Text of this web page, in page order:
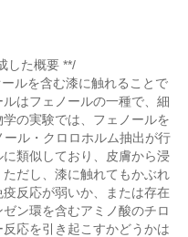
した概要 **/
ルを含む漆に触れることで
はフェノールの一種で、細
の実験では、フェノールを
ル・クロロホルム抽出が行
類似しており、皮膚から浸
だし、漆に触れてもかぶれ
反応が弱いか、または存在
ン環を含むアミノ酸のチロ
応を引き起こすかどうかは